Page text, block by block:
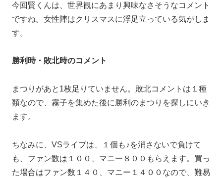
今回賢くんは、世界観にあまり興味なさそうなコメント
ですね。女性陣はクリスマスに浮足立っている気がしま
す。
勝利時・敗北時のコメント
まつりがあと1枚足りていません。敗北コメントは１種
類なので、霧子を集めた後に勝利のまつりを探しにいき
ます。
ちなみに、VSライブは、１個も♪を消さないで負けて
も、ファン数は１００、マニー８００もらえます。買っ
た場合はファン数１４０、マニー１４００なので、難易